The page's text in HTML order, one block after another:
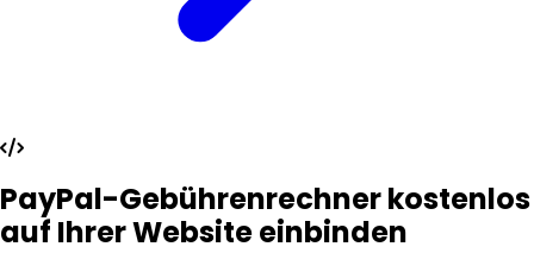
PayPal-Gebührenrechner kostenlos
auf Ihrer Website einbinden